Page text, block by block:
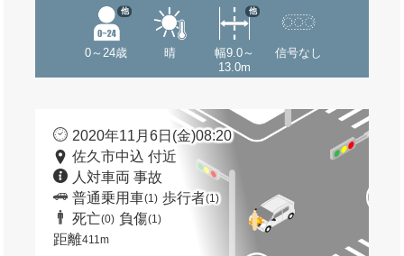
0～24歳
他
晴
幅9.0～
13.0m
他
信号なし
2020年11月6日(金)08:20
佐久市中込 付近
人対車両 事故
普通乗用車(1) 歩行者(1)
死亡(0) 負傷(1)
距離411m